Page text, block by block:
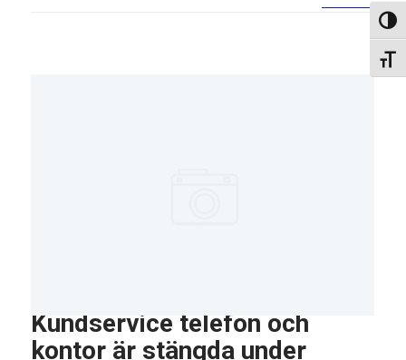
Slå
Slå
Kundservice telefon och
kontor är stängda under